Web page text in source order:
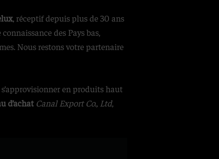
, réceptif depuis plus de 30 ans
des Pays bas,
Nous restons votre partenaire
en produits haut
d’achat Canal Export Co., Ltd,